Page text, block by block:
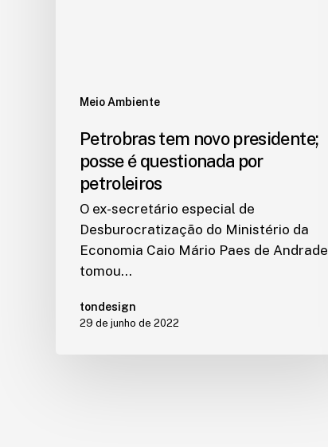
Meio Ambiente
Petrobras tem novo presidente;
posse é questionada por
petroleiros
O ex-secretário especial de
Desburocratização do Ministério da
Economia Caio Mário Paes de Andrade
tomou…
tondesign
29 de junho de 2022